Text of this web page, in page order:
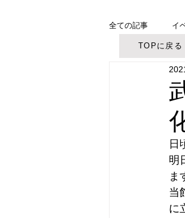
全ての記事 イ
美ヶ原高原
日
明
ま
当
に
TOPに戻る